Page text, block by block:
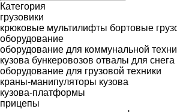
Категория
грузовики
крюковые мультилифты бортовые
оборудование
оборудование для коммунальной
кузова бункеровозов отвалы для снега
оборудование для грузовой техники
краны-манипуляторы кузова
кузова-платформы
прицепы